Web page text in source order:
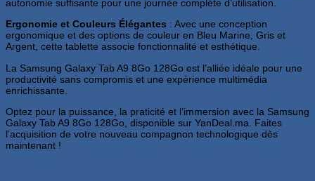
autonomie suffisante pour une journée complète d’utilisation.
Ergonomie et Couleurs Élégantes : Avec une conception
ergonomique et des options de couleur en Bleu Marine, Gris et
Argent, cette tablette associe fonctionnalité et esthétique.
La Samsung Galaxy Tab A9 8Go 128Go est l’alliée idéale pour une
productivité sans compromis et une expérience multimédia
enrichissante.
Optez pour la puissance, la praticité et l’immersion avec la Samsung
Galaxy Tab A9 8Go 128Go, disponible sur YanDeal.ma. Faites
l’acquisition de votre nouveau compagnon technologique dès
maintenant !